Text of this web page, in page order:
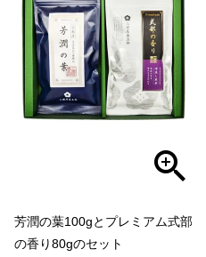
芳潤の葉100gとプレミアム式部
の香り80gのセット